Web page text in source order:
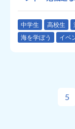
中学生 高校生
海を学ぼう
イベ
5